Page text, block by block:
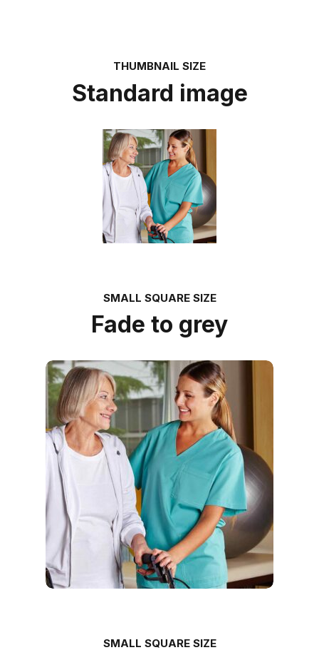
THUMBNAIL SIZE
Standard image
SMALL SQUARE SIZE
Fade to grey
SMALL SQUARE SIZE